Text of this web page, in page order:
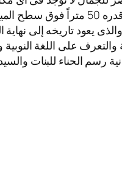
يعود تاريخه إلى نهاية
النيل وزيارة القرية ومدرسة القرية
رسم الحناء للبنات